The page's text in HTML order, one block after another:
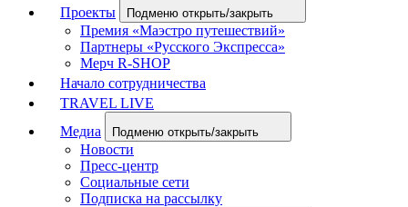
Проекты
Подменю открыть/закрыть
Премия «Маэстро путешествий»
Партнеры «Русского Экспресса»
Мерч R-SHOP
Начало сотрудничества
TRAVEL LIVE
Медиа
Подменю открыть/закрыть
Новости
Пресс-центр
Социальные сети
Подписка на рассылку